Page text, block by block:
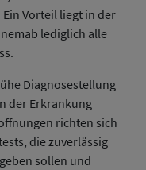
Vorteil liegt in der
lediglich alle
Diagnosestellung
der Erkrankung
richten sich
die zuverlässig
sollen und